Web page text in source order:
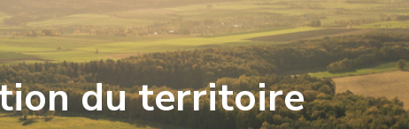
du territoire